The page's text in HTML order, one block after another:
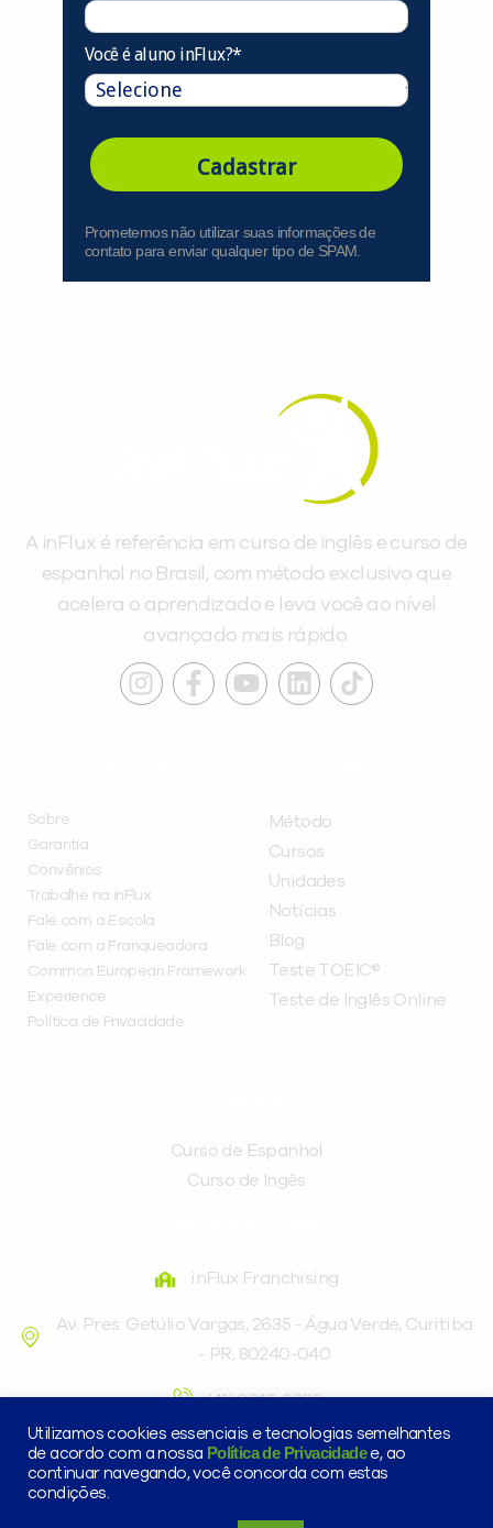
Você é aluno inFlux?*
Cadastrar
Prometemos não utilizar suas informações de
contato para enviar qualquer tipo de SPAM.
A inFlux é referência em curso de inglês e curso de
espanhol no Brasil, com método exclusivo que
acelera o aprendizado e leva você ao nível
avançado mais rápido.
Sobre
Garantia
Convênios
Trabalhe na inFlux
Fale com a Escola
Fale com a Franqueadora
Common European Framework
Experience
Política de Privacidade
Método
Cursos
Unidades
Notícias
Blog
Teste TOEIC®
Teste de Inglês Online
Curso de Espanhol
Curso de Ingês
inFlux Franchising
Av. Pres. Getúlio Vargas, 2635 - Água Verde, Curitiba
- PR, 80240-040
(41) 3016-9898
Utilizamos cookies essenciais e tecnologias semelhantes
de acordo com a nossa Política de Privacidadee, ao
continuar navegando, você concorda com estas
condições.